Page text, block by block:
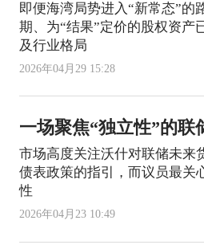
即便海湾局势进入“新常态”的
期、为“结果”定价的股权资产
及行业格局
2026年04月29 15:28
一场聚焦“独立性”的联
市场高度关注沃什对联储未来
债表政策的指引，而议员最关
性
2026年04月23 10:49